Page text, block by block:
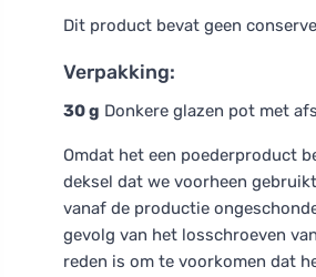
Dit product bevat geen
Verpakking:
30 g Donkere glazen pot met
Omdat het een poederproduct
deksel dat we voorheen
vanaf de productie
gevolg van het losschroeven
reden is om te voorkomen dat